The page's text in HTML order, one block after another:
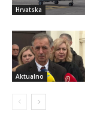
Hrvatska
Aktualno